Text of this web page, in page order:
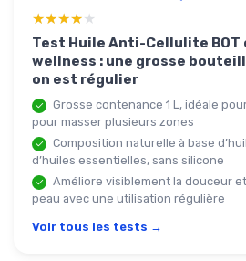
★★★★★
★★★★★
Test Huile Anti-Cellulite BOT
wellness : une grosse
on est régulier
Grosse contenance 1 L, idéale
pour masser plusieurs zones
Composition naturelle à base
d’huiles essentielles, sans silicone
Améliore visiblement la douceur
peau avec une utilisation régulière
Voir tous les tests →